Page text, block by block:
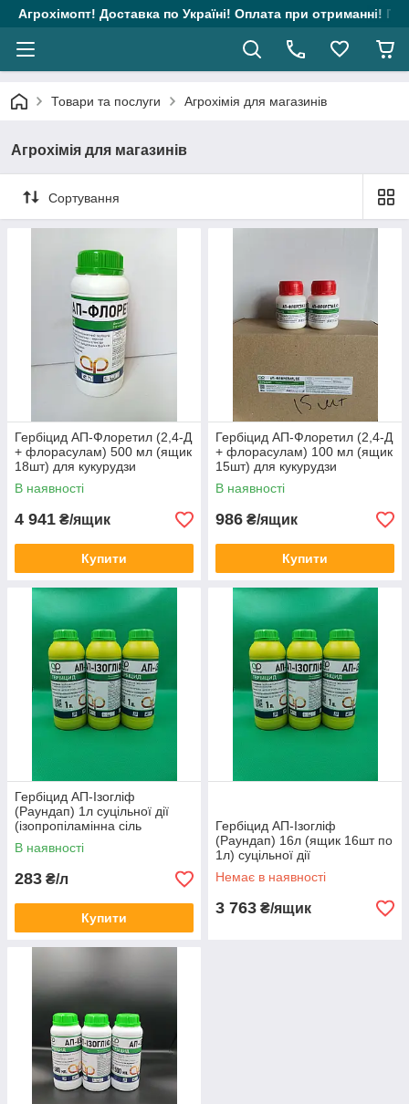
Агрохімопт! Доставка по Україні! Оплата при отриманні!
Товари та послуги Агрохімія для магазинів
Агрохімія для магазинів
Сортування
Гербіцид АП-Флоретил (2,4-Д
+ флорасулам) 500 мл (ящик
18шт) для кукурудзи
зернових від підмаренника
хвоща пасльону осоту
В наявності
4 941 ₴/ящик
Купити
Гербіцид АП-Флоретил (2,4-Д
+ флорасулам) 100 мл (ящик
15шт) для кукурудзи
зернових від підмаренника
хвоща пасльону осоту
В наявності
986 ₴/ящик
Купити
Гербіцид АП-Ізогліф
(Раундап) 1л суцільної дії
(ізопропіламінна сіль
гліфосату 480 г/л)
В наявності
283 ₴/л
Купити
Гербіцид АП-Ізогліф
(Раундап) 16л (ящик 16шт по
1л) суцільної дії
(ізопропіламінна сіль
гліфосату 480 г/л)
Немає в наявності
3 763 ₴/ящик